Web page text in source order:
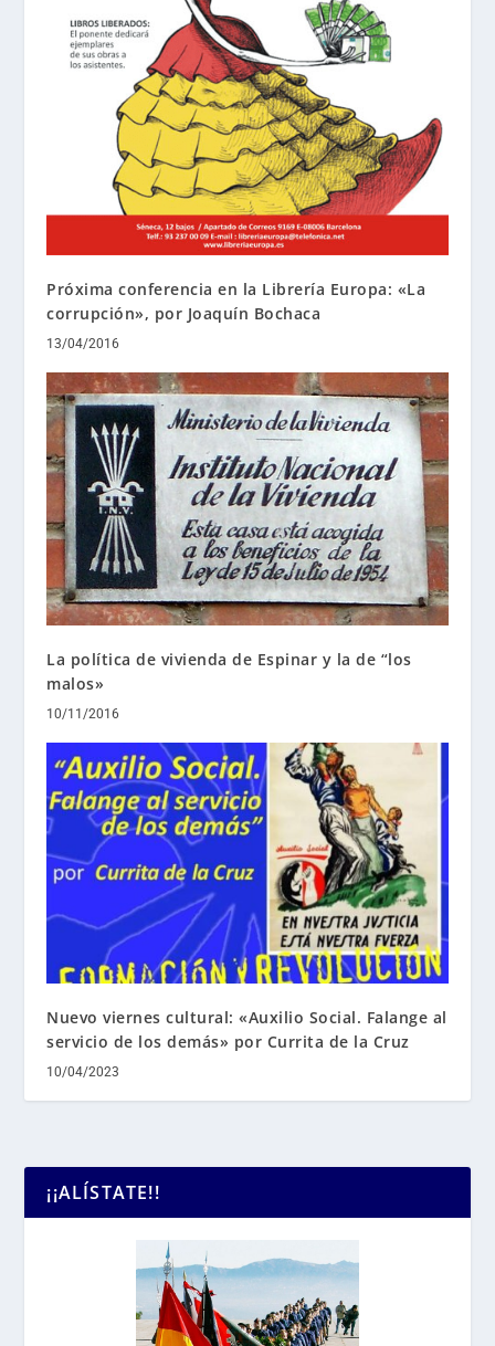
Próxima conferencia en la Librería Europa: «La
corrupción», por Joaquín Bochaca
13/04/2016
La política de vivienda de Espinar y la de “los
malos»
10/11/2016
Nuevo viernes cultural: «Auxilio Social. Falange al
servicio de los demás» por Currita de la Cruz
10/04/2023
¡¡ALÍSTATE!!